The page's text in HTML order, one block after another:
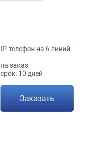
IP-телефон на 6 линий
на заказ
срок: 10 дней
Заказать